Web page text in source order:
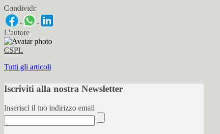
Condividi:
L'autore
CSPL
Tutti gli articoli
Iscriviti alla nostra Newsletter
Inserisci il tuo indirizzo email